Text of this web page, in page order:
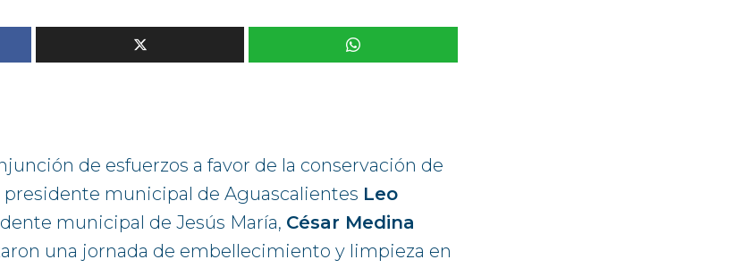
de esfuerzos a favor de la conservación de
presidente municipal de Aguascalientes Leo
municipal de Jesús María, César Medina
una jornada de embellecimiento y limpieza en